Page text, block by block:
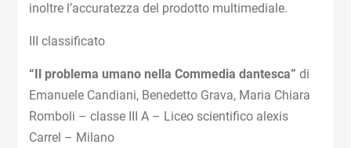
inoltre l’accuratezza del prodotto multimediale.
III classificato
“Il problema umano nella Commedia dantesca” di
Emanuele Candiani, Benedetto Grava, Maria Chiara
Romboli – classe III A – Liceo scientifico alexis
Carrel – Milano